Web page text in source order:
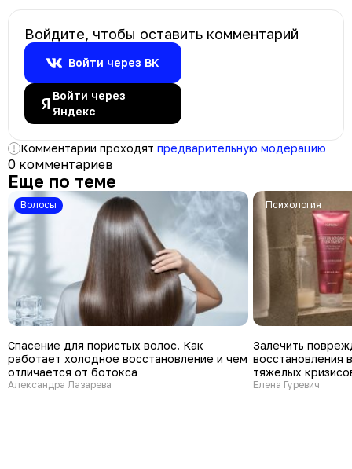
Войдите, чтобы оставить комментарий
Войти через ВК
Войти через
Яндекс
Комментарии проходят предварительную модерацию
0 комментариев
Еще по теме
Волосы
Спасение для пористых волос. Как
работает холодное восстановление и чем
отличается от ботокса
Александра Лазарева
психология
Залечить
восстановления
тяжелых
Елена Гуревич